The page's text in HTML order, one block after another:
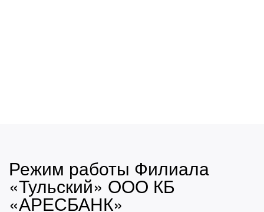
Режим работы Филиала
«Тульский» ООО КБ
«АРЕСБАНК»